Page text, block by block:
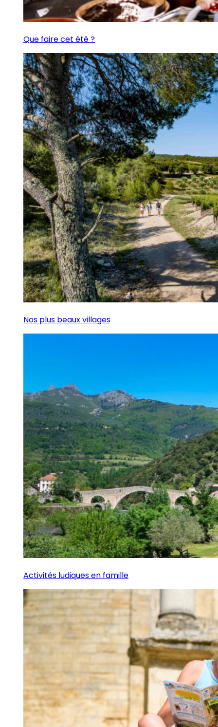
Que faire cet été ?
Nos plus beaux villages
Activités ludiques en famille